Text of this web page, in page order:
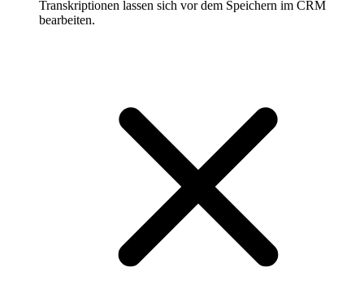
Transkriptionen lassen sich vor dem Speichern im CRM
bearbeiten.